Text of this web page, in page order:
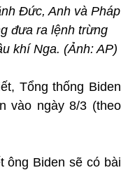
Đức, Anh và Pháp
đưa ra lệnh trừng
khí Nga. (Ảnh: AP)
Tổng thống Biden
vào ngày 8/3 (theo
ông Biden sẽ có bài